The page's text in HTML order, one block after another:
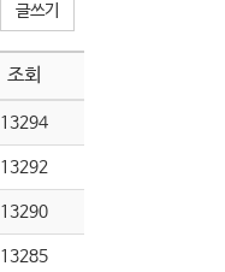
글쓰기
조회
13294
13292
13290
13285